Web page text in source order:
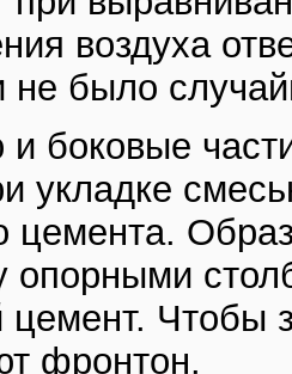
воздуха
было
боковые
укладке
цемента.
опорными
Чтобы
фронтон.